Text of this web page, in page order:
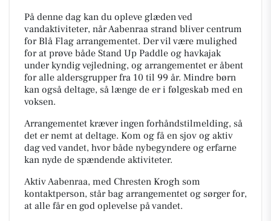
På denne dag kan du opleve glæden ved
vandaktiviteter, når Aabenraa strand bliver centrum
for Blå Flag arrangementet. Der vil være mulighed
for at prøve både Stand Up Paddle og havkajak
under kyndig vejledning, og arrangementet er åbent
for alle aldersgrupper fra 10 til 99 år. Mindre børn
kan også deltage, så længe de er i følgeskab med en
voksen.
Arrangementet kræver ingen forhåndstilmelding, så
det er nemt at deltage. Kom og få en sjov og aktiv
dag ved vandet, hvor både nybegyndere og erfarne
kan nyde de spændende aktiviteter.
Aktiv Aabenraa, med Chresten Krogh som
kontaktperson, står bag arrangementet og sørger for,
at alle får en god oplevelse på vandet.